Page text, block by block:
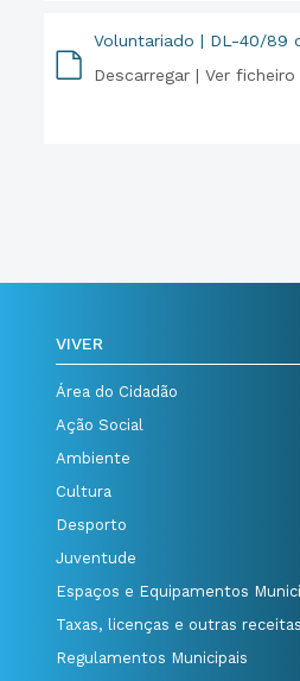
Voluntariado | DL-40/89
Descarregar |Ver ficheiro
VIVER
Área do Cidadão
Ação Social
Ambiente
Cultura
Desporto
Juventude
Espaços e Equipamentos
Taxas, licenças e outras receitas
Regulamentos Municipais